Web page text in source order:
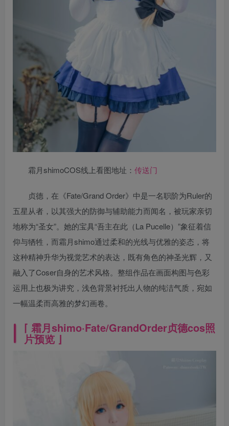
霜月shimoCOS线上看图地址： 传送门
贞德，在《Fate/Grand Order》中是一名职阶为Ruler的
五星从者，以其强大的防御与辅助能力而闻名，被玩家亲切
地称为“圣女”。她的宝具“吾主在此（La Pucelle）”象征着信
仰与牺牲，而霜月shimo通过柔和的光线与优雅的姿态，将
这种精神升华为视觉艺术的表达，既有角色的神圣光辉，又
融入了Coser自身的艺术风格。整组作品在画面构图与色彩
运用上也极为讲究，浅色背景衬托出人物的纯洁气质，宛如
一幅温柔而高雅的梦幻画卷。
⌈ 霜月shimo·Fate/GrandOrder贞德cos照
片预览 ⌋